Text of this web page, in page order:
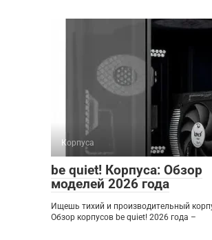
Корпуса
be quiet! Корпуса: Обзор
моделей 2026 года
Ищешь тихий и производительный
Обзор корпусов be quiet! 2026 года –